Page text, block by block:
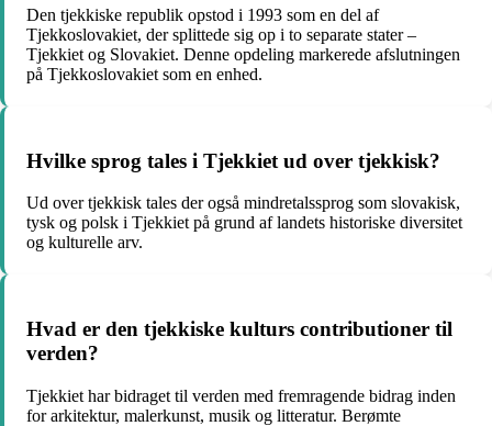
Den tjekkiske republik opstod i 1993 som en del af
Tjekkoslovakiet, der splittede sig op i to separate stater –
Tjekkiet og Slovakiet. Denne opdeling markerede afslutningen
på Tjekkoslovakiet som en enhed.
Hvilke sprog tales i Tjekkiet ud over tjekkisk?
Ud over tjekkisk tales der også mindretalssprog som slovakisk,
tysk og polsk i Tjekkiet på grund af landets historiske diversitet
og kulturelle arv.
Hvad er den tjekkiske kulturs contributioner til
verden?
Tjekkiet har bidraget til verden med fremragende bidrag inden
for arkitektur, malerkunst, musik og litteratur. Berømte